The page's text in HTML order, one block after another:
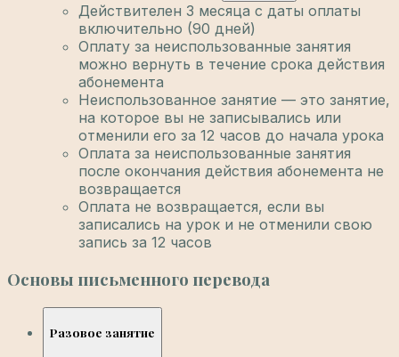
Действителен 3 месяца с даты оплаты
включительно (90 дней)
Оплату за неиспользованные занятия
можно вернуть в течение срока действия
абонемента
Неиспользованное занятие — это занятие,
на которое вы не записывались или
отменили его за 12 часов до начала урока
Оплата за неиспользованные занятия
после окончания действия абонемента не
возвращается
Оплата не возвращается, если вы
записались на урок и не отменили свою
запись за 12 часов
Основы письменного перевода
Разовое занятие